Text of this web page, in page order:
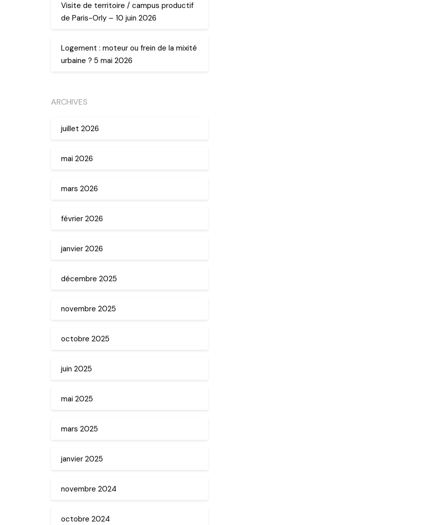
Visite de territoire / campus productif
de Paris-Orly – 10 juin 2026
Logement : moteur ou frein de la mixité
urbaine ? 5 mai 2026
ARCHIVES
juillet 2026
mai 2026
mars 2026
février 2026
janvier 2026
décembre 2025
novembre 2025
octobre 2025
juin 2025
mai 2025
mars 2025
janvier 2025
novembre 2024
octobre 2024